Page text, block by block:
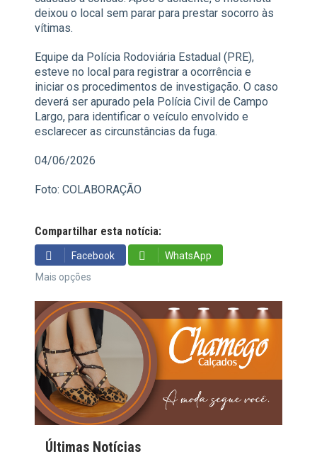
deixou o local sem parar para prestar socorro às
vítimas.
Equipe da Polícia Rodoviária Estadual (PRE),
esteve no local para registrar a ocorrência e
iniciar os procedimentos de investigação. O caso
deverá ser apurado pela Polícia Civil de Campo
Largo, para identificar o veículo envolvido e
esclarecer as circunstâncias da fuga.
04/06/2026
Foto: COLABORAÇÃO
Compartilhar esta notícia:
Facebook
WhatsApp
Mais opções
Últimas Notícias